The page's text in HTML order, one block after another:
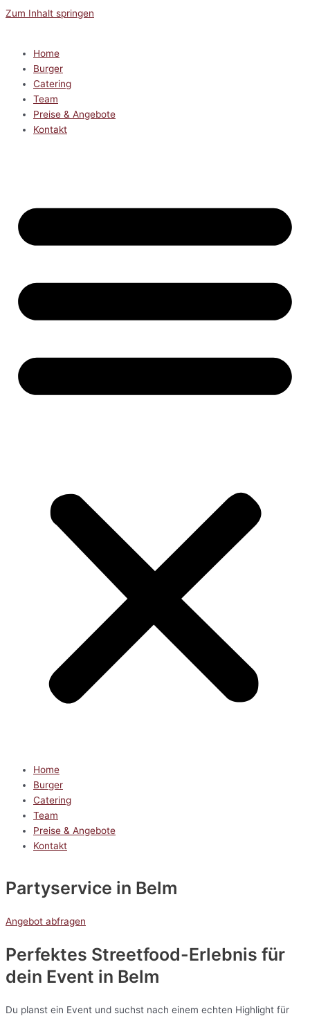
Zum Inhalt springen
Home
Burger
Catering
Team
Preise & Angebote
Kontakt
Home
Burger
Catering
Team
Preise & Angebote
Kontakt
Partyservice in Belm
Angebot abfragen
Perfektes Streetfood-Erlebnis für
dein Event in Belm
Du planst ein Event und suchst nach einem echten Highlight für